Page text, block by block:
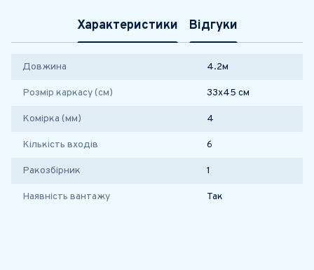
Характеристики Відгуки
Довжина 4.2м
Розмір каркасу (см) 33х45 см
Комірка (мм) 4
Кількість входів 6
Ракозбірник 1
Наявність вантажу Так